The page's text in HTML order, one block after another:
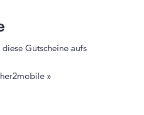
Gutscheine aufs
»